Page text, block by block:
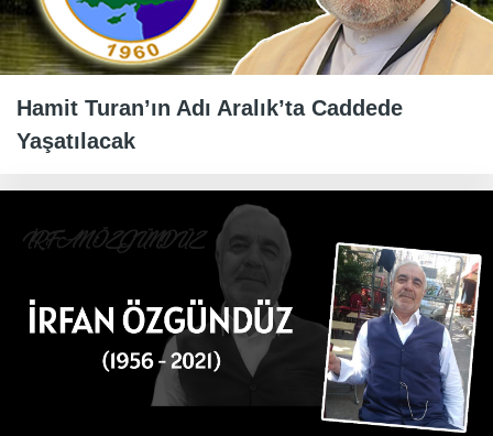
Hamit Turan’ın Adı Aralık’ta Caddede
Yaşatılacak